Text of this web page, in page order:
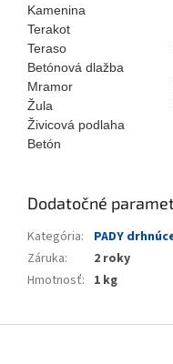
Kamenina
Terakot
Teraso
Betónová dlažba
Mramor
Žula
Živicová podlaha
Betón
Dodatočné
Kategória:
PADY
Záruka:
2 roky
Hmotnosť: 1 kg